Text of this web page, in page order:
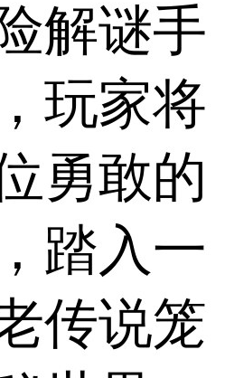
解谜手
玩家将
勇敢的
踏入一
传说笼